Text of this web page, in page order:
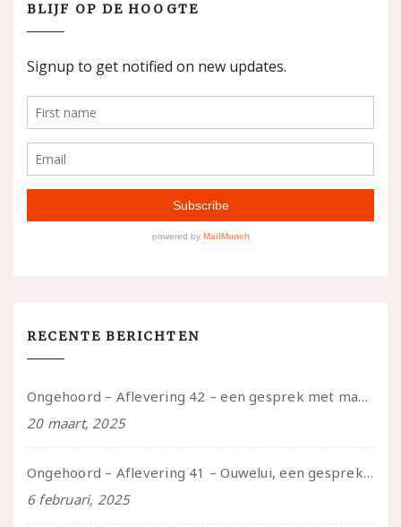
BLIJF OP DE HOOGTE
RECENTE BERICHTEN
Ongehoord – Aflevering 42 – een gesprek met marijn over seksueel opbloeien, het ouderschap uitvinden en verschillende leeftijden in je mee dragen
20 maart, 2025
Ongehoord – Aflevering 41 – Ouwelui, een gesprek met Marcelle over polyamorie op latere leeftijd, (mantel)zorg voor je partners en seksueel plezier.
6 februari, 2025